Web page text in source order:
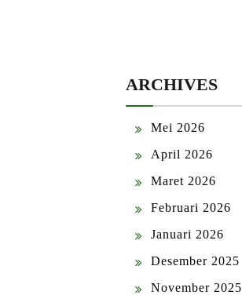
ARCHIVES
Mei 2026
April 2026
Maret 2026
Februari 2026
Januari 2026
Desember 2025
November 2025